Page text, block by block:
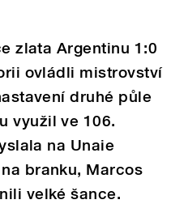
zlata Argentinu 1:0
ovládli mistrovství
druhé půle
využil ve 106.
na Unaie
branku, Marcos
velké šance.